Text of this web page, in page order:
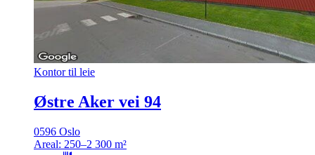
Kontor til leie
Østre Aker vei 94
0596 Oslo
Areal: 250–2 300 m²